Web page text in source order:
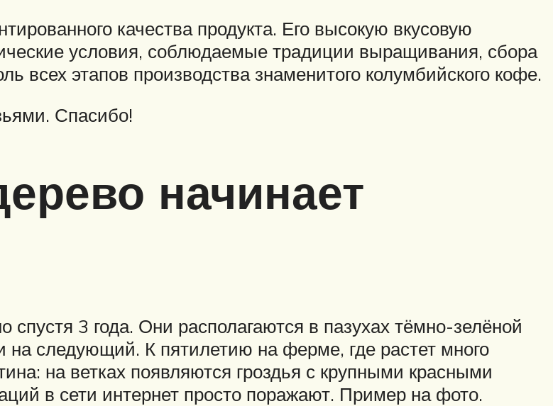
качества продукта. Его высокую вкусовую
условия, соблюдаемые традиции выращивания, сбора
всех этапов производства знаменитого колумбийского кофе.
Спасибо!
начинает
3 года. Они располагаются в пазухах тёмно-зелёной
на следующий. К пятилетию на ферме, где растет много
на ветках появляются гроздья с крупными красными
в сети интернет просто поражают. Пример на фото.